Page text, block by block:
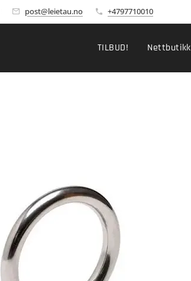
post@leietau.no +4797710010
TILBUD! Nettbutikk